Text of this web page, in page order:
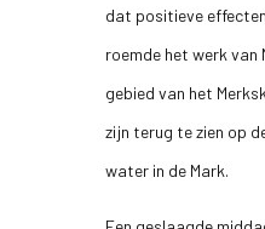
dat positieve
roemde het werk van
gebied van het
zijn terug te zien op
water in de Mark.